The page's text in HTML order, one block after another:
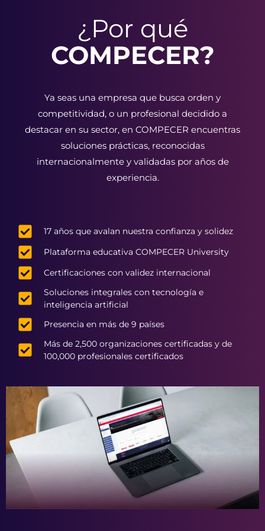
Constancia válida con reconocimiento nacional e
internacional.
Acompañamiento de expertos.
¿Por qué
COMPECER?
Ya seas una empresa que busca orden y
competitividad, o un profesional decidido a
destacar en su sector, en COMPECER encuentras
soluciones prácticas, reconocidas
internacionalmente y validadas por años de
experiencia.
17 años que avalan nuestra confianza y solidez
Plataforma educativa COMPECER University
Certificaciones con validez internacional
Soluciones integrales con tecnología e
inteligencia artificial
Presencia en más de 9 países
Más de 2,500 organizaciones certificadas y de
100,000 profesionales certificados